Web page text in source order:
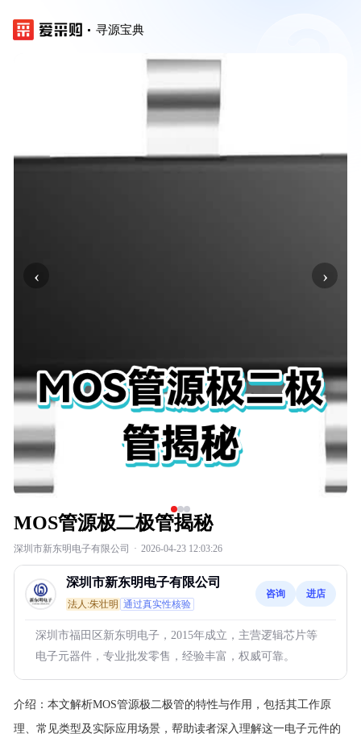
寻源宝典
‹ ›
MOS管源极二极管揭秘
深圳市新东明电子有限公司 · 2026-04-23 12:03:26
深圳市新东明电子有限公司
法人:朱壮明 通过真实性核验
咨询 进店
深圳市福田区新东明电子，2015年成立，主营逻辑芯片等
电子元器件，专业批发零售，经验丰富，权威可靠。
介绍： 本文解析MOS管源极二极管的特性与作用，包括其工作原
理、常见类型及实际应用场景，帮助读者深入理解这一电子元件的